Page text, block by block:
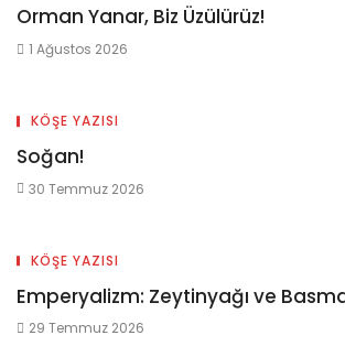
Orman Yanar, Biz Üzülürüz!
1 Ağustos 2026
KÖŞE YAZISI
Soğan!
30 Temmuz 2026
KÖŞE YAZISI
Emperyalizm: Zeytinyağı ve
29 Temmuz 2026